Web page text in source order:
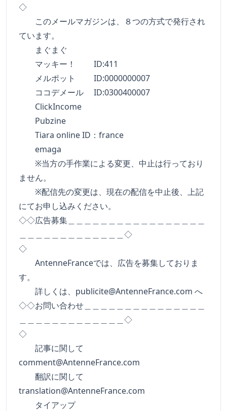
◇
このメールマガジンは、８つの方式で発行され
ています。
まぐまぐ
マッキー！ ID:411
メルポット ID:0000000007
ココデメール ID:0300400007
ClickIncome
Pubzine
Tiara online ID：france
emaga
※当方の手作業による変更、中止は行っており
ません。
※配信先の変更は、現在の配信を中止後、上記
にてお申し込みください。
◇◇広告募集＿＿＿＿＿＿＿＿＿＿＿＿＿＿＿＿＿
＿＿＿＿＿＿＿＿＿＿＿＿＿◇
◇
AntenneFranceでは、広告を募集しておりま
す。
詳しくは、 publicite@AntenneFrance.com へ
◇◇お問い合わせ＿＿＿＿＿＿＿＿＿＿＿＿＿＿＿
＿＿＿＿＿＿＿＿＿＿＿＿＿◇
◇
記事に関して
comment@AntenneFrance.com
翻訳に関して
translation@AntenneFrance.com
タイアップ